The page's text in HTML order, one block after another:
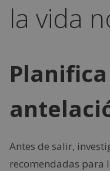
la vida
Antes de salir,
recomendadas para